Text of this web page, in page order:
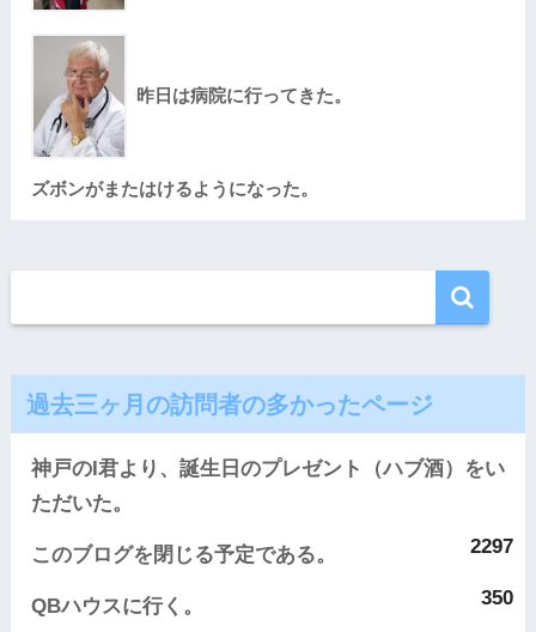
昨日は病院に行ってきた。
ズボンがまたはけるようになった。
過去三ヶ月の訪問者の多かったページ
神戸のI君より、誕生日のプレゼント（ハブ酒）をい
ただいた。
2297
このブログを閉じる予定である。
350
QBハウスに行く。